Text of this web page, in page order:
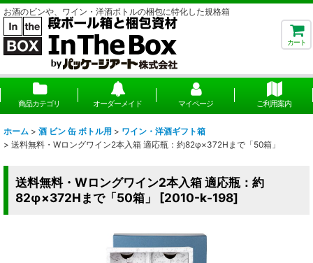
お酒のビンや、ワイン・洋酒ボトルの梱包に特化した規格箱
カート
商品カテゴリ オーダーメイド マイページ ご利用案内
ホーム > 酒 ビン 缶 ボトル用 > ワイン・洋酒ギフト箱
> 送料無料・Wロングワイン2本入箱 適応瓶：約82φ×372Hまで「50箱」
送料無料・Wロングワイン2本入箱 適応瓶：約
82φ×372Hまで「50箱」
[2010-k-198]